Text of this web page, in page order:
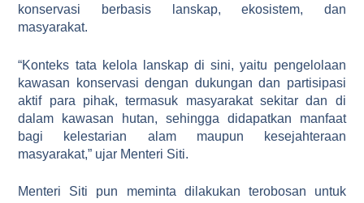
konservasi berbasis lanskap, ekosistem, dan
masyarakat.
“Konteks tata kelola lanskap di sini, yaitu pengelolaan
kawasan konservasi dengan dukungan dan partisipasi
aktif para pihak, termasuk masyarakat sekitar dan di
dalam kawasan hutan, sehingga didapatkan manfaat
bagi kelestarian alam maupun kesejahteraan
masyarakat,” ujar Menteri Siti.
Menteri Siti pun meminta dilakukan terobosan untuk